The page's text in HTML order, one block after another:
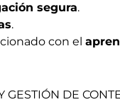
segura.
.
con el
GESTIÓN DE